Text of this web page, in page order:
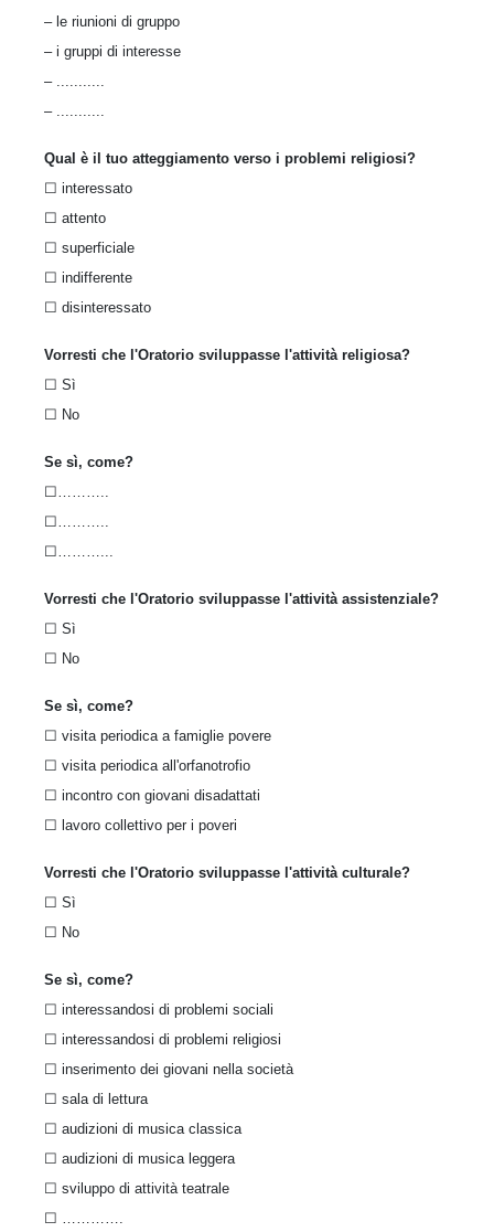
– le riunioni di gruppo
– i gruppi di interesse
– ...........
– ...........
Qual è il tuo atteggiamento verso i problemi religiosi?
☐ interessato
☐ attento
☐ superficiale
☐ indifferente
☐ disinteressato
Vorresti che l'Oratorio sviluppasse l'attività religiosa?
☐ Sì
☐ No
Se sì, come?
☐………..
☐………..
☐………...
Vorresti che l'Oratorio sviluppasse l'attività assistenziale?
☐ Sì
☐ No
Se sì, come?
☐ visita periodica a famiglie povere
☐ visita periodica all'orfanotrofio
☐ incontro con giovani disadattati
☐ lavoro collettivo per i poveri
Vorresti che l'Oratorio sviluppasse l'attività culturale?
☐ Sì
☐ No
Se sì, come?
☐ interessandosi di problemi sociali
☐ interessandosi di problemi religiosi
☐ inserimento dei giovani nella società
☐ sala di lettura
☐ audizioni di musica classica
☐ audizioni di musica leggera
☐ sviluppo di attività teatrale
☐ ………….